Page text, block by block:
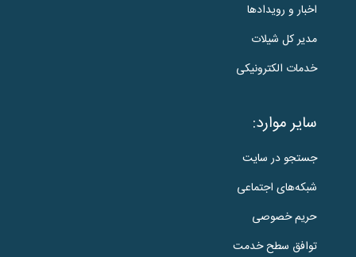
اخبار و رویدادها
مدیر کل شیلات
خدمات الکترونیکی
سایر موارد:
جستجو در سایت
شبکه‌های اجتماعی
حریم خصوصی
توافق سطح خدمت